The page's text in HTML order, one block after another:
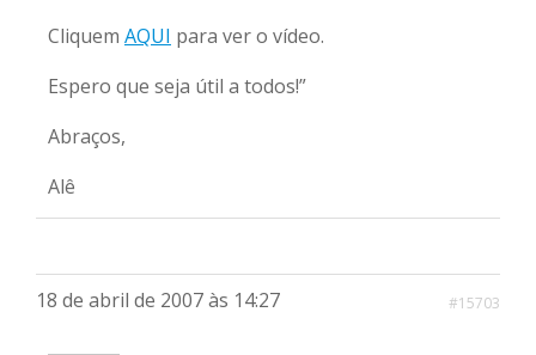
Cliquem AQUI para ver o vídeo.
Espero que seja útil a todos!”
Abraços,
Alê
18 de abril de 2007 às 14:27 #15703